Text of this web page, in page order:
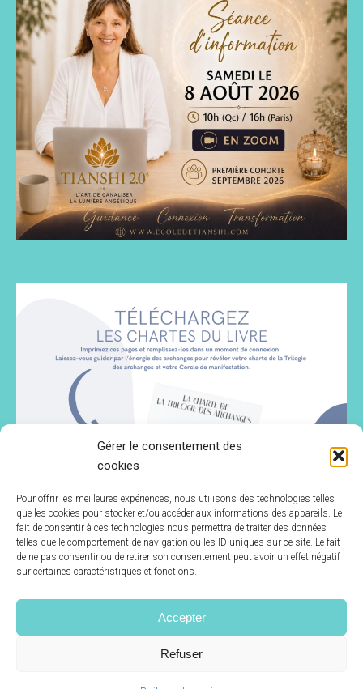
Gérer le consentement des
cookies
Pour offrir les meilleures expériences, nous utilisons des technologies telles
que les cookies pour stocker et/ou accéder aux informations des appareils. Le
fait de consentir à ces technologies nous permettra de traiter des données
telles que le comportement de navigation ou les ID uniques sur ce site. Le fait
de ne pas consentir ou de retirer son consentement peut avoir un effet négatif
sur certaines caractéristiques et fonctions.
Accepter
Refuser
© École de Tianshi 2014-2026 | Tous droits réservés.